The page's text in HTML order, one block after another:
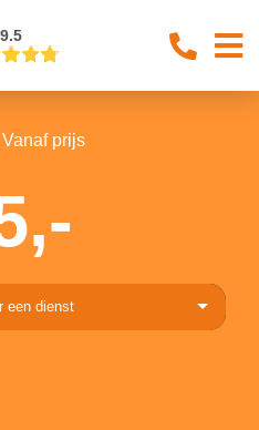
9.5
Vanaf prijs
een dienst